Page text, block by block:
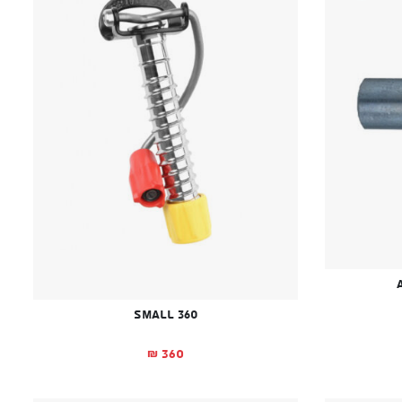
היה: ₪29.
הוא: ₪12.
Small 360
₪ 360